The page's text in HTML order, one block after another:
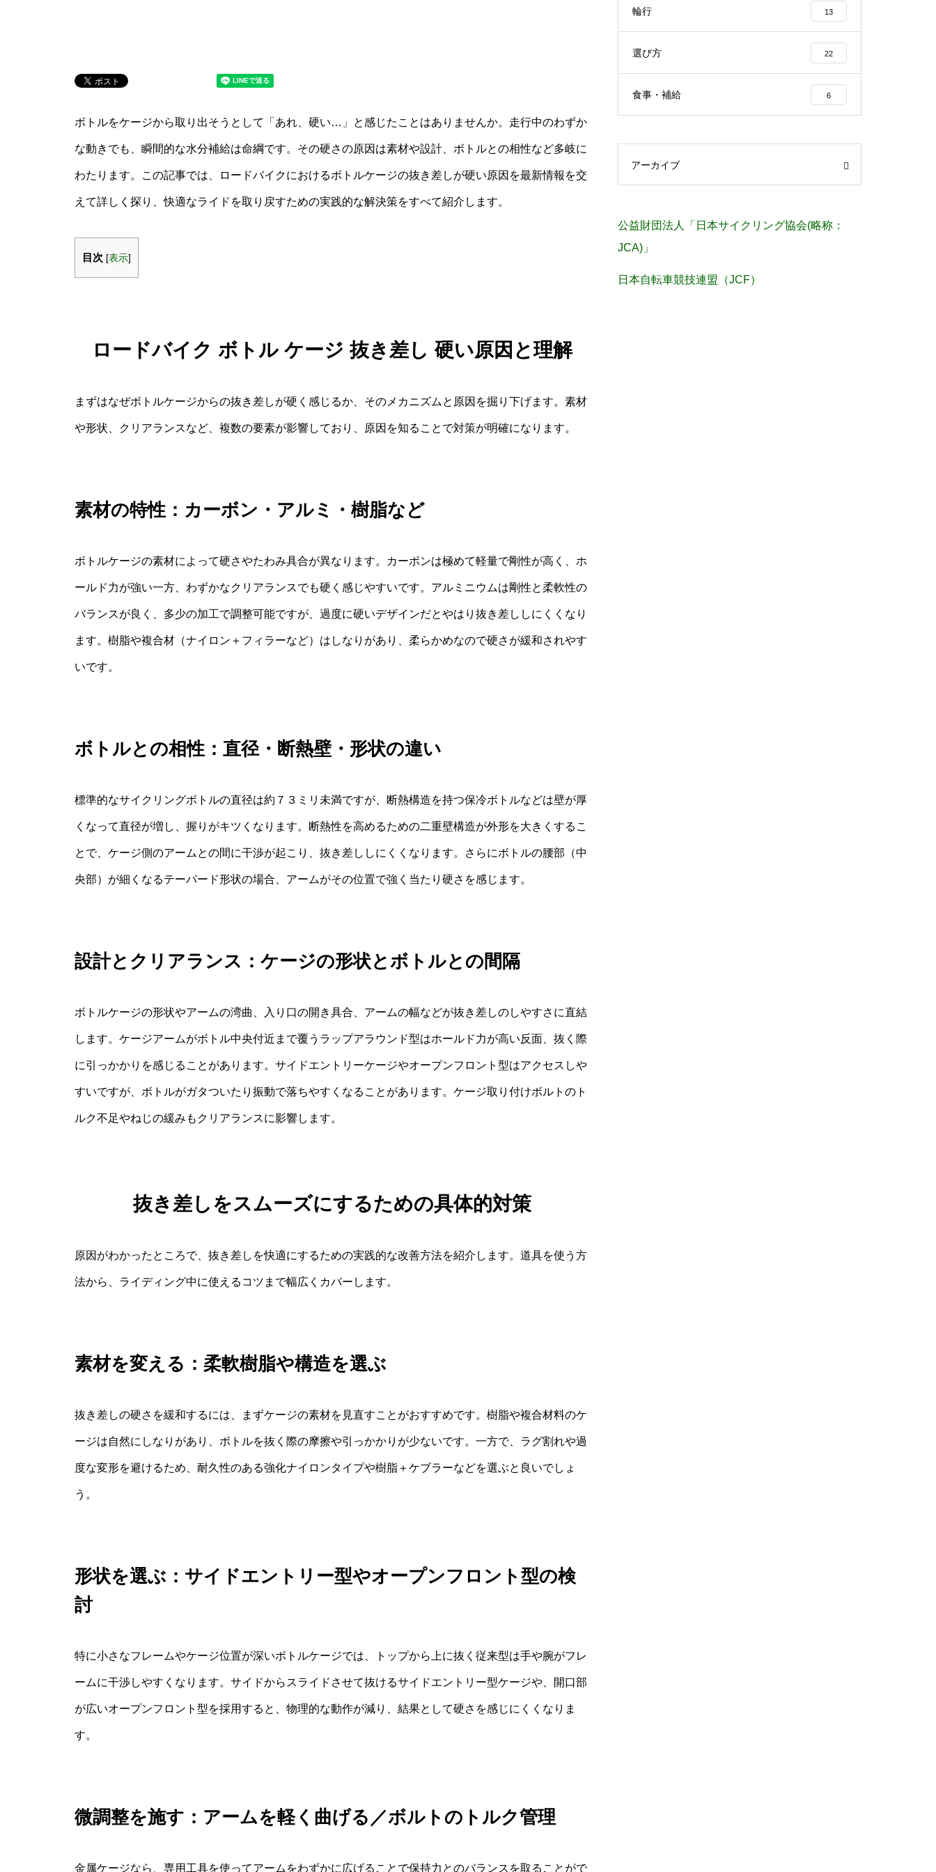
ボトルをケージから取り出そうとして「あれ、硬い…」と感じたことはありませんか。走行中のわずか
な動きでも、瞬間的な水分補給は命綱です。その硬さの原因は素材や設計、ボトルとの相性など多岐に
わたります。この記事では、ロードバイクにおけるボトルケージの抜き差しが硬い原因を最新情報を交
えて詳しく探り、快適なライドを取り戻すための実践的な解決策をすべて紹介します。
目次 [表示]
ロードバイク ボトル ケージ 抜き差し 硬い原因と理解
まずはなぜボトルケージからの抜き差しが硬く感じるか、そのメカニズムと原因を掘り下げます。素材
や形状、クリアランスなど、複数の要素が影響しており、原因を知ることで対策が明確になります。
素材の特性：カーボン・アルミ・樹脂など
ボトルケージの素材によって硬さやたわみ具合が異なります。カーボンは極めて軽量で剛性が高く、ホ
ールド力が強い一方、わずかなクリアランスでも硬く感じやすいです。アルミニウムは剛性と柔軟性の
バランスが良く、多少の加工で調整可能ですが、過度に硬いデザインだとやはり抜き差ししにくくなり
ます。樹脂や複合材（ナイロン＋フィラーなど）はしなりがあり、柔らかめなので硬さが緩和されやす
いです。
ボトルとの相性：直径・断熱壁・形状の違い
標準的なサイクリングボトルの直径は約７３ミリ未満ですが、断熱構造を持つ保冷ボトルなどは壁が厚
くなって直径が増し、握りがキツくなります。断熱性を高めるための二重壁構造が外形を大きくするこ
とで、ケージ側のアームとの間に干渉が起こり、抜き差ししにくくなります。さらにボトルの腰部（中
央部）が細くなるテーパード形状の場合、アームがその位置で強く当たり硬さを感じます。
設計とクリアランス：ケージの形状とボトルとの間隔
ボトルケージの形状やアームの湾曲、入り口の開き具合、アームの幅などが抜き差しのしやすさに直結
します。ケージアームがボトル中央付近まで覆うラップアラウンド型はホールド力が高い反面、抜く際
に引っかかりを感じることがあります。サイドエントリーケージやオープンフロント型はアクセスしや
すいですが、ボトルがガタついたり振動で落ちやすくなることがあります。ケージ取り付けボルトのト
ルク不足やねじの緩みもクリアランスに影響します。
抜き差しをスムーズにするための具体的対策
原因がわかったところで、抜き差しを快適にするための実践的な改善方法を紹介します。道具を使う方
法から、ライディング中に使えるコツまで幅広くカバーします。
素材を変える：柔軟樹脂や構造を選ぶ
抜き差しの硬さを緩和するには、まずケージの素材を見直すことがおすすめです。樹脂や複合材料のケ
ージは自然にしなりがあり、ボトルを抜く際の摩擦や引っかかりが少ないです。一方で、ラグ割れや過
度な変形を避けるため、耐久性のある強化ナイロンタイプや樹脂＋ケブラーなどを選ぶと良いでしょ
う。
形状を選ぶ：サイドエントリー型やオープンフロント型の検
討
特に小さなフレームやケージ位置が深いボトルケージでは、トップから上に抜く従来型は手や腕がフレ
ームに干渉しやすくなります。サイドからスライドさせて抜けるサイドエントリー型ケージや、開口部
が広いオープンフロント型を採用すると、物理的な動作が減り、結果として硬さを感じにくくなりま
す。
微調整を施す：アームを軽く曲げる／ボルトのトルク管理
金属ケージなら、専用工具を使ってアームをわずかに広げることで保持力とのバランスを取ることがで
輪行 13
選び方 22
食事・補給 6
アーカイブ
公益財団法人「日本サイクリング協会(略称：
JCA)」
日本自転車競技連盟（JCF）